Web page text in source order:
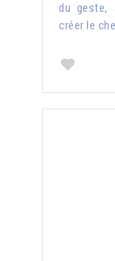
du geste,
créer le